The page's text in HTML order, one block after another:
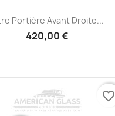
Portière Avant Droite...
420,00 €
favorite_border